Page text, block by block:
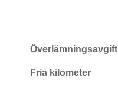
Överlämningsavgift
Fria kilometer